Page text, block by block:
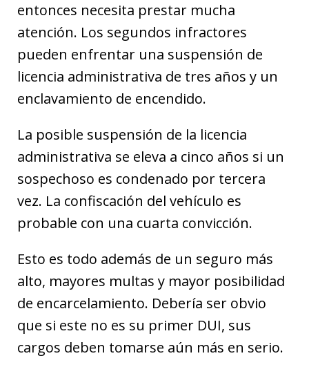
entonces necesita prestar mucha
atención. Los segundos infractores
pueden enfrentar una suspensión de
licencia administrativa de tres años y un
enclavamiento de encendido.
La posible suspensión de la licencia
administrativa se eleva a cinco años si un
sospechoso es condenado por tercera
vez. La confiscación del vehículo es
probable con una cuarta convicción.
Esto es todo además de un seguro más
alto, mayores multas y mayor posibilidad
de encarcelamiento. Debería ser obvio
que si este no es su primer DUI, sus
cargos deben tomarse aún más en serio.